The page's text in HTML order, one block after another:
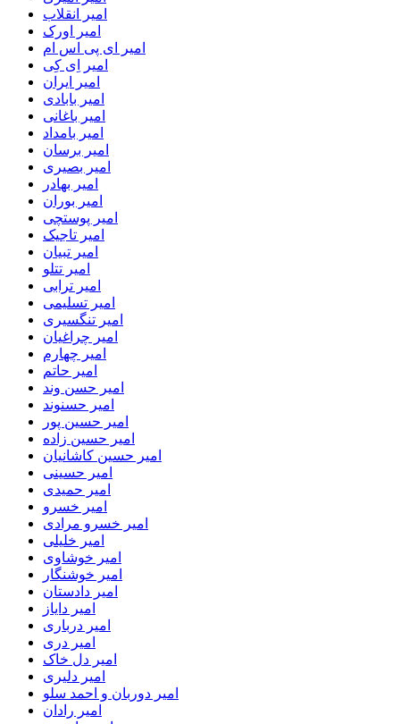
امیر انقلاب
امیر اورک
امیر ای پی اس ام
امیر اِی کِی
امیر ایران
امیر بابادی
امیر باغانی
امیر بامداد
امیر برسان
امیر بصیری
امیر بهادر
امیر بوران
امیر پوستچی
امیر تاجیک
امیر تبیان
امیر تتلو
امیر ترابی
امیر تسلیمی
امیر تنگسیری
امیر چراغیان
امیر چهارم
امیر حاتم
امیر حسن وند
امیر حسنوند
امیر حسین پور
امیر حسین زاده
امیر حسین کاشانیان
امیر حسینی
امیر حمیدی
امیر خسرو
امیر خسرو مرادی
امیر خلیلی
امیر خوشاوی
امیر خوشنگار
امیر دادستان
امیر دایاز
امیر درباری
امیر دری
امیر دل خاک
امیر دلیری
امیر دوربان و احمد سلو
امیر رادان